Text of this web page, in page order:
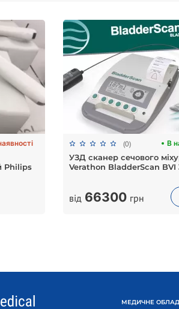
Philips
(0) В
УЗД сканер сечового
Verathon BladderScan BVI
від 66300 грн
МЕДИЧНЕ